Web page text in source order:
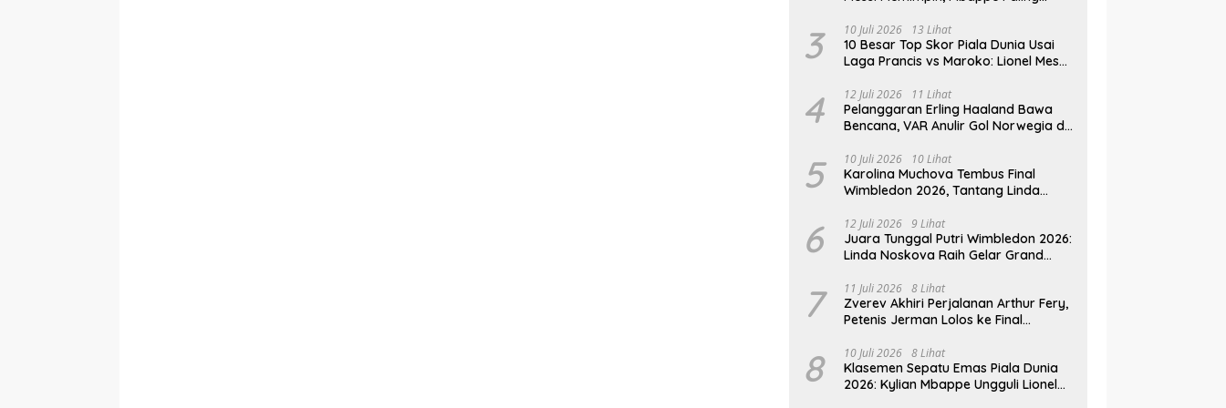
3 10 Juli 2026 13 Lihat
10 Besar Top Skor Piala Dunia Usai
Laga Prancis vs Maroko: Lionel Messi
4 12 Juli 2026 11 Lihat
Pelanggaran Erling Haaland Bawa
Bencana, VAR Anulir Gol Norwegia di
5 10 Juli 2026 10 Lihat
Karolina Muchova Tembus Final
Wimbledon 2026, Tantang Linda
6 12 Juli 2026 9 Lihat
Juara Tunggal Putri Wimbledon 2026:
Linda Noskova Raih Gelar Grand
7 11 Juli 2026 8 Lihat
Zverev Akhiri Perjalanan Arthur Fery,
Petenis Jerman Lolos ke Final
8 10 Juli 2026 8 Lihat
Klasemen Sepatu Emas Piala Dunia
2026: Kylian Mbappe Ungguli Lionel